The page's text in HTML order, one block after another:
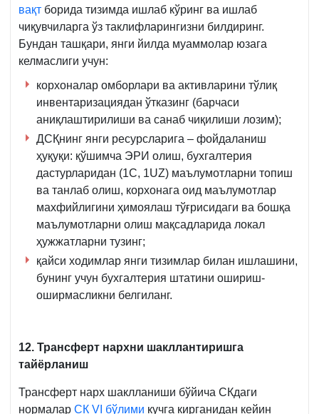
вақт борида тизимда ишлаб кўринг ва ишлаб
чиқувчиларга ўз таклифларингизни билдиринг.
Бундан ташқари, янги йилда муаммолар юзага
келмаслиги учун:
корхоналар омборлари ва активларини тўлиқ
инвентаризациядан ўтказинг (барчаси
аниқлаштирилиши ва санаб чиқилиши лозим);
ДСҚнинг янги ресурсларига – фойдаланиш
ҳуқуқи: қўшимча ЭРИ олиш, бухгалтерия
дастурларидан (1С, 1UZ) маълумотларни топиш
ва танлаб олиш, корхонага оид маълумотлар
махфийлигини ҳимоялаш тўғрисидаги ва бошқа
маълумотларни олиш мақсадларида локал
ҳужжатларни тузинг;
қайси ходимлар янги тизимлар билан ишлашини,
бунинг учун бухгалтерия штатини ошириш-
оширмасликни белгиланг.
12. Трансферт нархни шакллантиришга
тайёрланиш
Трансферт нарх шаклланиши бўйича СКдаги
нормалар СК VI бўлими кучга кирганидан кейин